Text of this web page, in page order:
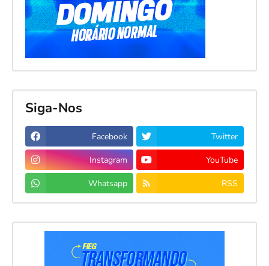
Siga-Nos
Facebook Twitter
Instagram YouTube
Whatsapp RSS